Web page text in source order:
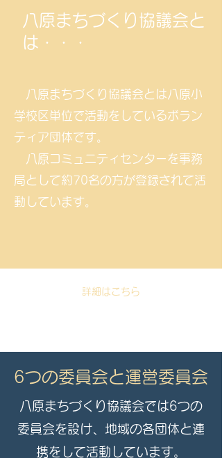
​​八原まちづくり協議会と
は・・・
八原まちづくり協議会とは八原小
学校区単位で活動をしているボラン
ティア団体です。
八原コミュニティセンターを事務
局として約70名の方が登録されて活
動しています。
詳細はこちら
​​6つの委員会と運営委員会
​八原まちづくり協議会では6つの
委員会を設け、地域の各団体と連
携をして活動しています。